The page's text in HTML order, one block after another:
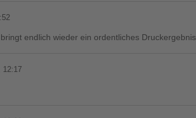
endlich wieder ein ordentliches Druckergebnis
12:17